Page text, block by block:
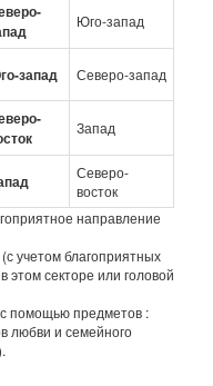
Юго-запад
запад Северо-запад
Запад
Северо-
восток
направление
учетом благоприятных
секторе или головой
с помощью предметов :
любви и семейного